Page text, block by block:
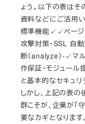
ょう。以下の表は
資料などにご活用
標準機能✓✓ページ
攻撃対策・SSL 自
断（analyze）-✓マ
作保証・モジュー
と基本的なセキュ
しかし、上記の表
群こそが、企業が「
要なカギとなります